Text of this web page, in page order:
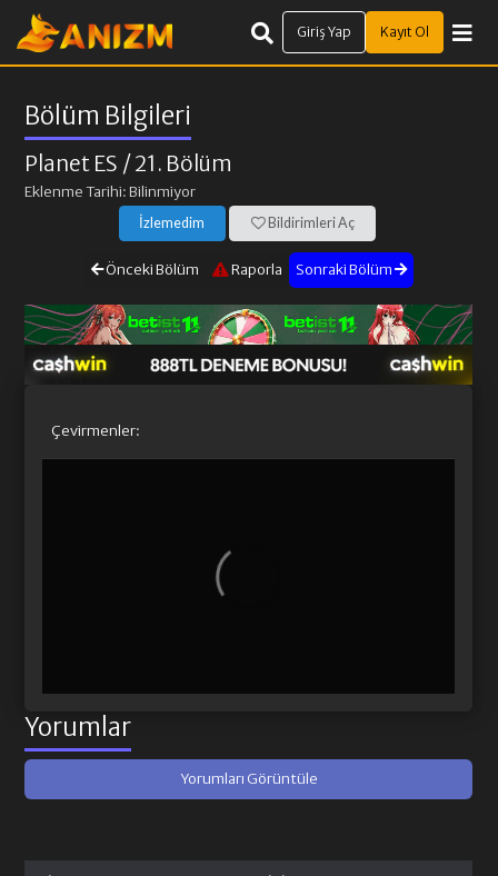
Giriş Yap Kayıt Ol
Bölüm Bilgileri
Planet ES / 21. Bölüm
Eklenme Tarihi: Bilinmiyor
İzlemedim Bildirimleri Aç
Önceki Bölüm Raporla Sonraki Bölüm
Çevirmenler:
Yorumlar
Yorumları Görüntüle